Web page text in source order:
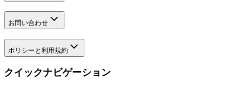
お問い合わせ
ポリシーと利用規約
クイックナビゲーション